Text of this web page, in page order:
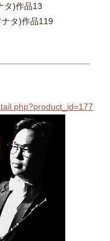
タ)作品13
ナタ)作品119